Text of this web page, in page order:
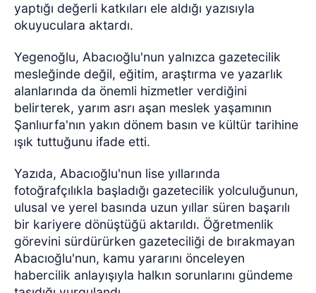
yaptığı değerli katkıları ele aldığı yazısıyla
okuyuculara aktardı.
Yegenoğlu, Abacıoğlu'nun yalnızca gazetecilik
mesleğinde değil, eğitim, araştırma ve yazarlık
alanlarında da önemli hizmetler verdiğini
belirterek, yarım asrı aşan meslek yaşamının
Şanlıurfa'nın yakın dönem basın ve kültür tarihine
ışık tuttuğunu ifade etti.
Yazıda, Abacıoğlu'nun lise yıllarında
fotoğrafçılıkla başladığı gazetecilik yolculuğunun,
ulusal ve yerel basında uzun yıllar süren başarılı
bir kariyere dönüştüğü aktarıldı. Öğretmenlik
görevini sürdürürken gazeteciliği de bırakmayan
Abacıoğlu'nun, kamu yararını önceleyen
habercilik anlayışıyla halkın sorunlarını gündeme